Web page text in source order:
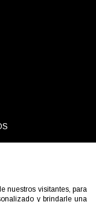
nuestros visitantes, para
y brindarle una